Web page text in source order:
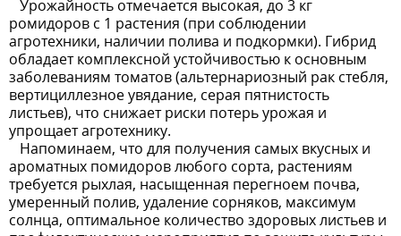
Урожайность отмечается высокая, до 3 кг
ромидоров с 1 растения (при соблюдении
агротехники, наличии полива и подкормки). Гибрид
обладает комплексной устойчивостью к основным
заболеваниям томатов (альтернариозный рак стебля,
вертициллезное увядание, серая пятнистость
листьев), что снижает риски потерь урожая и
упрощает агротехнику.
Напоминаем, что для получения самых вкусных и
ароматных помидоров любого сорта, растениям
требуется рыхлая, насыщенная перегноем почва,
умеренный полив, удаление сорняков, максимум
солнца, оптимальное количество здоровых листьев и